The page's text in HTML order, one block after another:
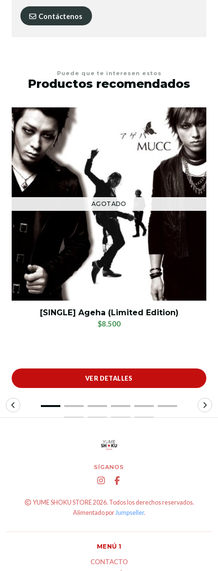
Contáctenos
Puede que te interesen estos
Productos recomendados
AGOTADO
[SINGLE] Ageha (Limited Edition)
$8.500
VER DETALLES
SÍGANOS
YUME SHOKU STORE 2026. Todos los derechos reservados.
Alimentado por Jumpseller.
MENÚ 1
CONTACTO